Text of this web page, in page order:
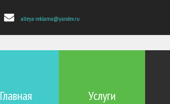
alteya-reklama@yandex.ru
Главная Услуги